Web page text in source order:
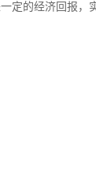
定的经济回报，